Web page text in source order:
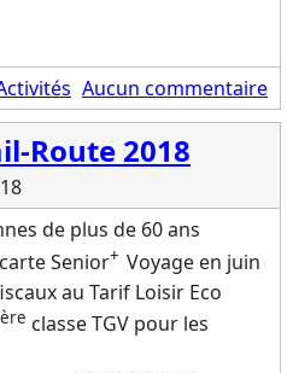
Aucun commentaire
Route 2018
de plus de 60 ans
Senior+ Voyage en juin
au Tarif Loisir Eco
ère classe TGV pour les